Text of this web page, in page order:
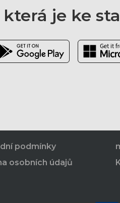
je ke
podmínky
osobních údajů